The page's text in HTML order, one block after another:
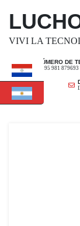
VIVI LA
NÚMERO DE
+ 595 981 879693